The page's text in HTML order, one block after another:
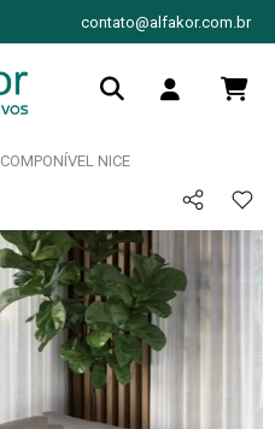
contato@alfakor.com.br
COMPONÍVEL NICE